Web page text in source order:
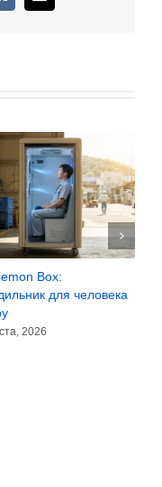
Box:
для человека
2026